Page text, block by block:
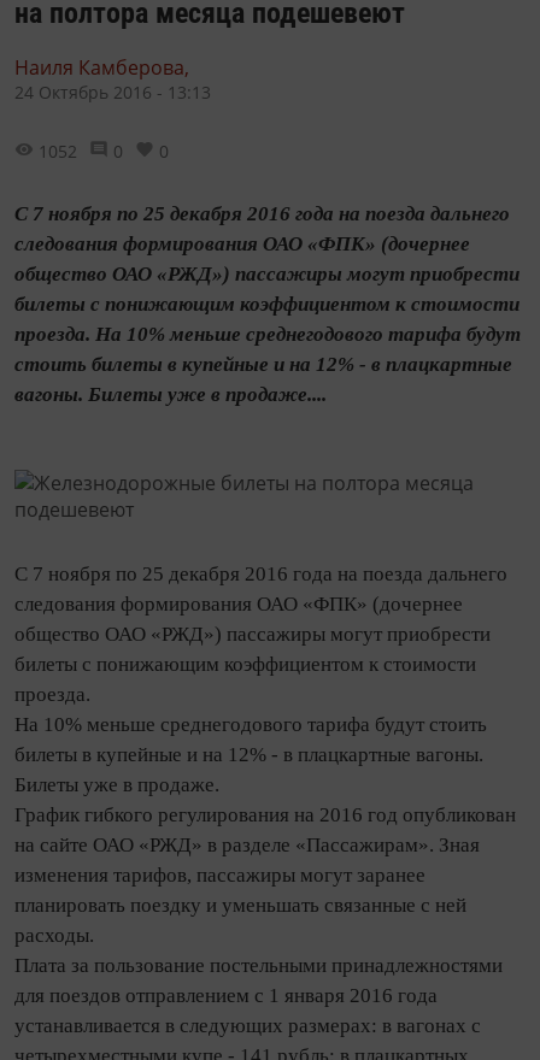
на полтора месяца подешевеют
Наиля Камберова,
24 Октябрь 2016 - 13:13
1052 0 0
С 7 ноября по 25 декабря 2016 года на поезда дальнего
следования формирования ОАО «ФПК» (дочернее
общество ОАО «РЖД») пассажиры могут приобрести
билеты с понижающим коэффициентом к стоимости
проезда. На 10% меньше среднегодового тарифа будут
стоить билеты в купейные и на 12% - в плацкартные
вагоны. Билеты уже в продаже....
С 7 ноября по 25 декабря 2016 года на поезда дальнего
следования формирования ОАО «ФПК» (дочернее
общество ОАО «РЖД») пассажиры могут приобрести
билеты с понижающим коэффициентом к стоимости
проезда.
На 10% меньше среднегодового тарифа будут стоить
билеты в купейные и на 12% - в плацкартные вагоны.
Билеты уже в продаже.
График гибкого регулирования на 2016 год опубликован
на сайте ОАО «РЖД» в разделе «Пассажирам». Зная
изменения тарифов, пассажиры могут заранее
планировать поездку и уменьшать связанные с ней
расходы.
Плата за пользование постельными принадлежностями
для поездов отправлением с 1 января 2016 года
устанавливается в следующих размерах: в вагонах с